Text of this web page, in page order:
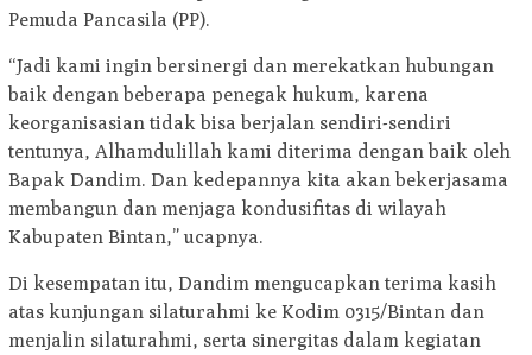
Pemuda Pancasila (PP).
“Jadi kami ingin bersinergi dan merekatkan hubungan
baik dengan beberapa penegak hukum, karena
keorganisasian tidak bisa berjalan sendiri-sendiri
tentunya, Alhamdulillah kami diterima dengan baik oleh
Bapak Dandim. Dan kedepannya kita akan bekerjasama
membangun dan menjaga kondusifitas di wilayah
Kabupaten Bintan,” ucapnya.
Di kesempatan itu, Dandim mengucapkan terima kasih
atas kunjungan silaturahmi ke Kodim 0315/Bintan dan
menjalin silaturahmi, serta sinergitas dalam kegiatan